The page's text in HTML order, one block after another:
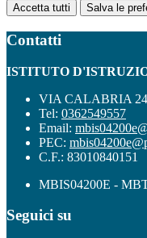
Accetta tutti Salva le
Contatti
ISTITUTO
VIA CALABRIA
Tel: 0362549557
Email:
PEC:
C.F.: 83010840151
MBIS04200E -
Seguici su